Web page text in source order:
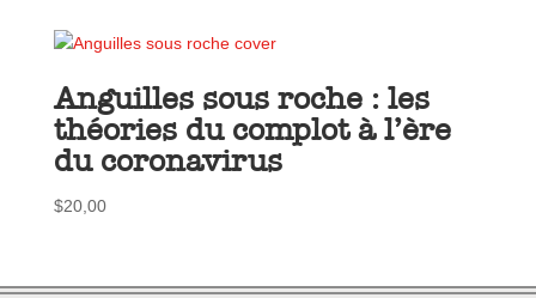
Anguilles sous roche : les
théories du complot à l’ère
du coronavirus
$20,00